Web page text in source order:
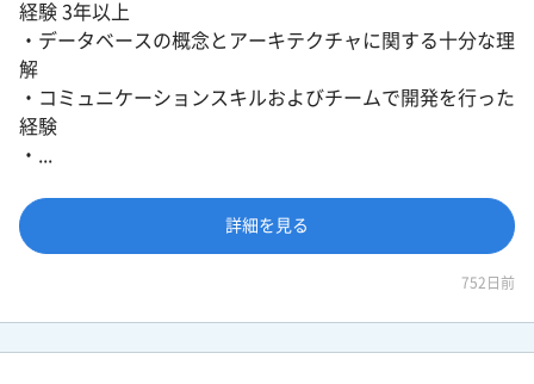
経験 3年以上
・データベースの概念とアーキテクチャに関する十分な理
解
・コミュニケーションスキルおよびチームで開発を行った
経験
・...
詳細を見る
752日前